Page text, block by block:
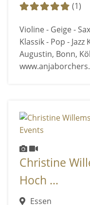
(1)
Violine - Geige -
Klassik - Pop -
Augustin, Bonn,
Christine
Hoch ...
Essen